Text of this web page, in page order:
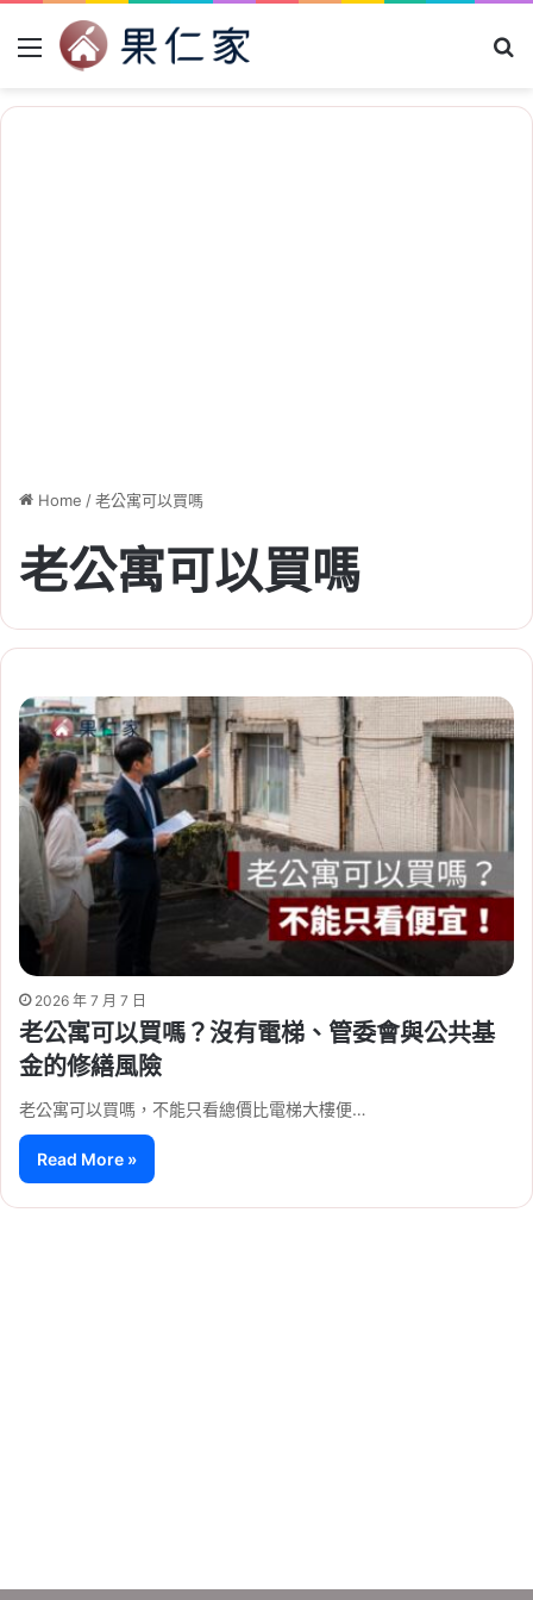
Menu
Home /老公寓可以買嗎
老公寓可以買嗎
2026 年 7 月 7 日
老公寓可以買嗎？沒有電梯、管委會與公共基
金的修繕風險
老公寓可以買嗎，不能只看總價比電梯大樓便…
Read More »